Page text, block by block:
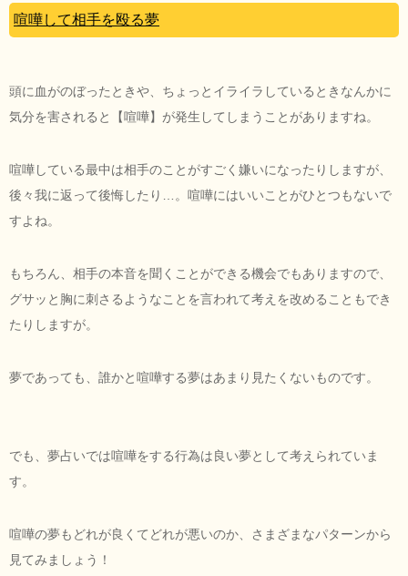
喧嘩して相手を殴る夢
頭に血がのぼったときや、ちょっとイライラしているときなんかに
気分を害されると【喧嘩】が発生してしまうことがありますね。
喧嘩している最中は相手のことがすごく嫌いになったりしますが、
後々我に返って後悔したり…。喧嘩にはいいことがひとつもないで
すよね。
もちろん、相手の本音を聞くことができる機会でもありますので、
グサッと胸に刺さるようなことを言われて考えを改めることもでき
たりしますが。
夢であっても、誰かと喧嘩する夢はあまり見たくないものです。
でも、夢占いでは喧嘩をする行為は良い夢として考えられていま
す。
喧嘩の夢もどれが良くてどれが悪いのか、さまざまなパターンから
見てみましょう！